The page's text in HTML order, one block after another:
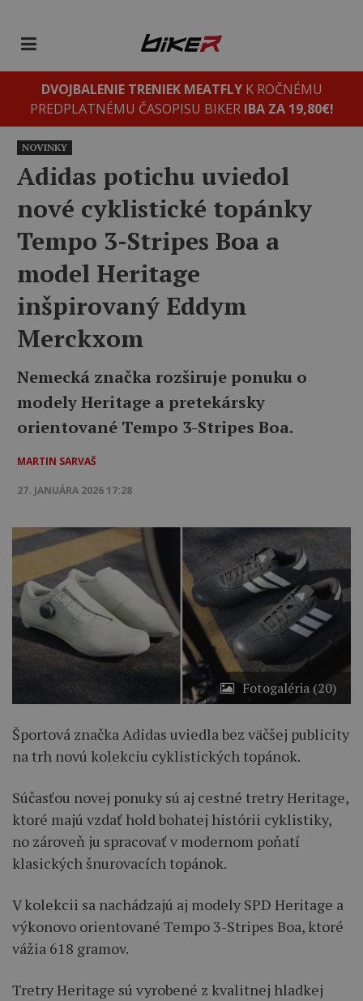
DVOJBALENIE TRENIEK MEATFLYK ROČNÉMU
PREDPLATNÉMU ČASOPISU BIKER IBA ZA 19,80€!
NOVINKY
Adidas potichu uviedol
nové cyklistické topánky
Tempo 3-Stripes Boa a
model Heritage
inšpirovaný Eddym
Merckxom
Nemecká značka rozširuje ponuku o
modely Heritage a pretekársky
orientované Tempo 3-Stripes Boa.
MARTIN SARVAŠ
27. JANUÁRA 2026 17:28
Fotogaléria (20)
Športová značka Adidas uviedla bez väčšej publicity
na trh novú kolekciu cyklistických topánok.
Súčasťou novej ponuky sú aj cestné tretry Heritage,
ktoré majú vzdať hold bohatej histórii cyklistiky,
no zároveň ju spracovať v modernom poňatí
klasických šnurovacích topánok.
V kolekcii sa nachádzajú aj modely SPD Heritage a
výkonovo orientované Tempo 3-Stripes Boa, ktoré
vážia 618 gramov.
Tretry Heritage sú vyrobené z kvalitnej hladkej